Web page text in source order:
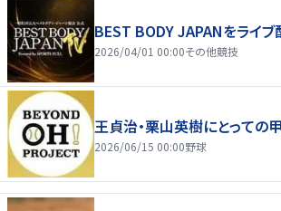
BEST BODY JAPANをライブ
2026/04/01 00:00その他競技
王貞治・栗山英樹にとっての
2026/06/15 00:00野球